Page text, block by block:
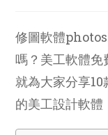
修圖軟體
嗎？美工軟體免
就為大家分享
的美工設計軟體